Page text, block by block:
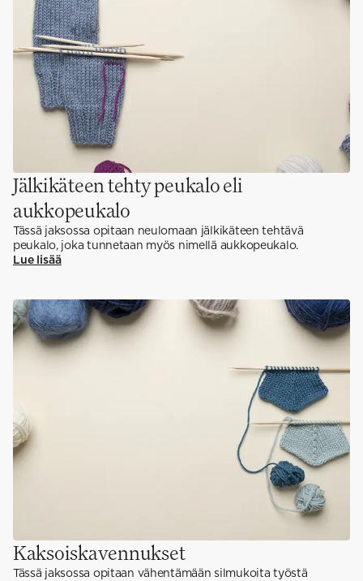
Jälkikäteen tehty peukalo eli
aukkopeukalo
Tässä jaksossa opitaan neulomaan jälkikäteen tehtävä
peukalo, joka tunnetaan myös nimellä aukkopeukalo.
Lue lisää
Kaksoiskavennukset
Tässä jaksossa opitaan vähentämään silmukoita työstä